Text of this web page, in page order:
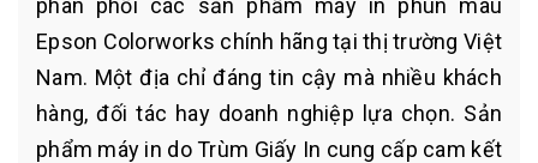
Epson Colorworks chính hãng tại thị trường Việt
Nam. Một địa chỉ đáng tin cậy mà nhiều khách
hàng, đối tác hay doanh nghiệp lựa chọn. Sản
phẩm máy in do Trùm Giấy In cung cấp cam kết